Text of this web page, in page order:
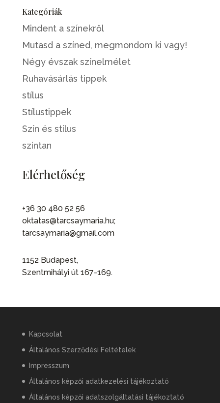
Kategóriák
Mindent a színekről
Mutasd a színed, megmondom ki vagy!
Négy évszak színelmélet
Ruhavásárlás tippek
stílus
Stílustippek
Szín és stílus
színtan
Elérhetőség
+36 30 480 52 56
oktatas@tarcsaymaria.hu;
tarcsaymaria@gmail.com
1152 Budapest,
Szentmihályi út 167-169.
Kapcsolat
Általános Szerződési Feltételek
Impresszum
Általános képzői adatkezelési tájékoztató
Általános képzői adatszolgáltatási tájékoztató